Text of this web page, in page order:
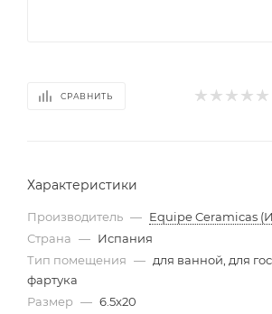
СРАВНИТЬ
Характеристики
Производитель — Equipe Ceramicas
Страна — Испания
Тип помещения — для ванной, для
фартука
Размер — 6.5x20